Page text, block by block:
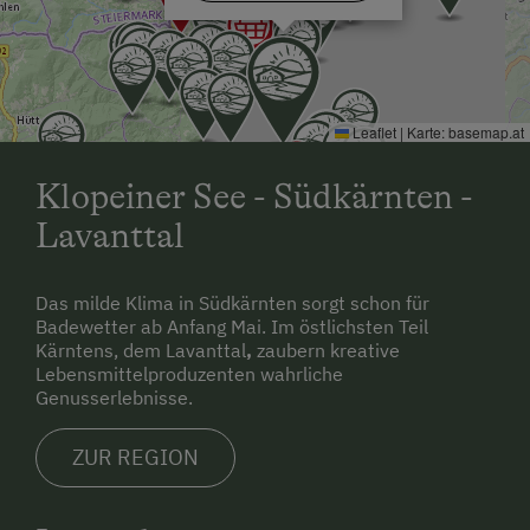
Badeurlaub
Bäuerliches Handwerk
Pirschgang
Mithilfe am Hof
Aktivurlaub Winter
Skifahren
Langlaufen
Schneeschuhwandern
Skitouren
Skitouren sind direkt ab Hof möglich
Kulinarik / Genuss
Leaflet | Karte:basemap.at
Klopeiner See - Südkärnten -
Lavanttal
Das milde Klima in Südkärnten sorgt schon für
Badewetter ab Anfang Mai. Im östlichsten Teil
Kärntens, dem Lavanttal, zaubern kreative
Lebensmittelproduzenten wahrliche
Genusserlebnisse.
ZUR REGION